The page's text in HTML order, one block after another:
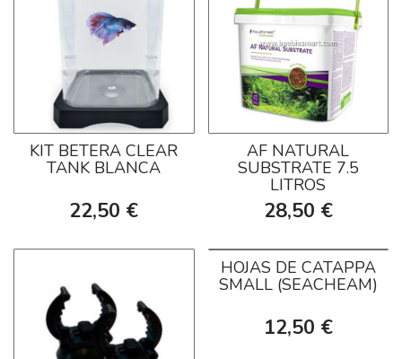
KIT BETERA CLEAR
TANK BLANCA
22,50 €
AF NATURAL
SUBSTRATE 7.5
LITROS
28,50 €
HOJAS DE CATAPPA
SMALL (SEACHEAM)
12,50 €